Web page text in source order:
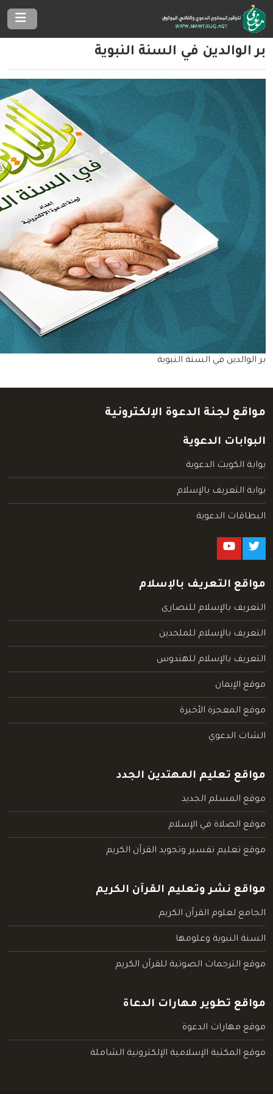
بر الوالدين في السنة النبوية
بر الوالدين في السنة النبوية
مواقع لجنة الدعوة الإلكترونية
البوابات الدعوية
بوابة الكويت الدعوية
بوابة التعريف بالإسلام
البطاقات الدعوية
مواقع التعريف بالإسلام
التعريف بالإسلام للنصارى
التعريف بالإسلام للملحدين
التعريف بالإسلام للهندوس
موقع الإيمان
موقع المعجزة الأخيرة
الشات الدعوي
مواقع تعليم المهتدين الجدد
موقع المسلم الجديد
موقع الصلاة في الإسلام
موقع تعليم تفسير وتجويد القرآن الكريم
مواقع نشر وتعليم القرآن الكريم
الجامع لعلوم القرآن الكريم
السنة النبوية وعلومها
موقع الترجمات الصوتية للقرآن الكريم
مواقع تطوير مهارات الدعاة
موقع مهارات الدعوة
موقع المكتبة الإسلامية الإلكترونية الشاملة